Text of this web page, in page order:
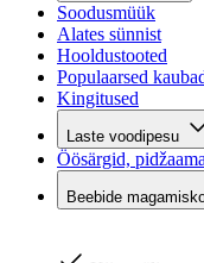
Soodusmüük
Alates sünnist
Hooldustooted
Populaarsed
Kingitused
Laste voodipesu
Öösärgid,
Beebide